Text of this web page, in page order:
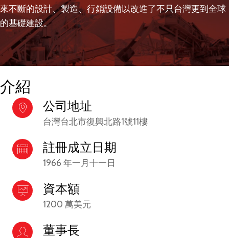
來不斷的設計、製造、行銷設備以改進了不只台灣更到全球
的基礎建設。
介紹
公司地址
台灣台北市復興北路1號11樓
註冊成立日期
1966 年一月十一日
資本額
1200 萬美元
董事長